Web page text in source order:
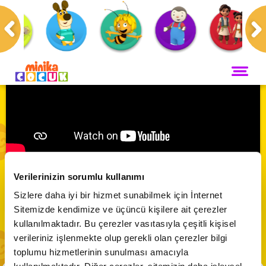
Verilerinizin sorumlu kullanımı
Sizlere daha iyi bir hizmet sunabilmek için İnternet
Sitemizde kendimize ve üçüncü kişilere ait çerezler
kullanılmaktadır. Bu çerezler vasıtasıyla çeşitli kişisel
verileriniz işlenmekte olup gerekli olan çerezler bilgi
toplumu hizmetlerinin sunulması amacıyla
PROGRAMLAR
Maceracı Yüzgeçler
Bi' Adada Bi' Arada
Arı Maya
Çupi
Akika ve Sahara
VİDEO
CANLI YAYIN
Programlar Oscar Çöllerde
Oscar Çöllerde🦎 | Timsah Yumurtası
Abone Ol